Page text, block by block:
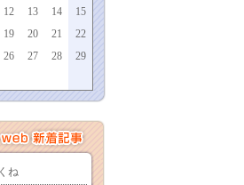
12 13 14
15
19 20 21
22
26 27 28
29